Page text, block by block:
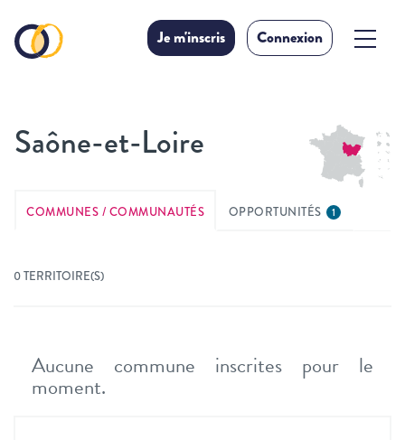
Je m'inscris Connexion
Saône-et-Loire
COMMUNES / COMMUNAUTÉS OPPORTUNITÉS 1
0 TERRITOIRE(S)
Aucune commune inscrites pour le
moment.